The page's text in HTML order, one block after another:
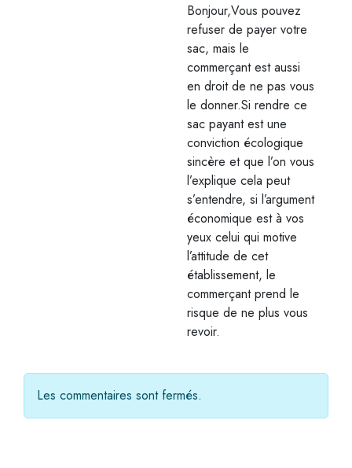
Bonjour,Vous pouvez
refuser de payer votre
sac, mais le
commerçant est aussi
en droit de ne pas vous
le donner.Si rendre ce
sac payant est une
conviction écologique
sincère et que l’on vous
l’explique cela peut
s’entendre, si l’argument
économique est à vos
yeux celui qui motive
l’attitude de cet
établissement, le
commerçant prend le
risque de ne plus vous
revoir.
Les commentaires sont fermés.